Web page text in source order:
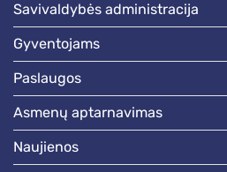
savivaldybės administracija
gyventojams
paslaugos
asmenų aptarnavimas
naujienos